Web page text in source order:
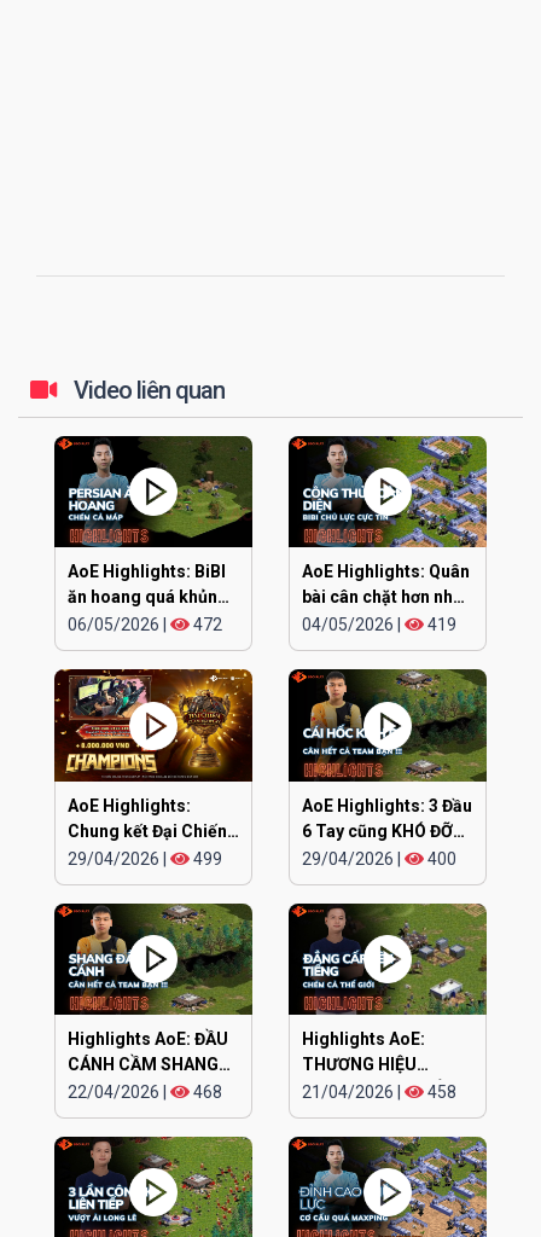
Video liên quan
AoE Highlights: BiBI
ăn hoang quá khủng
khiếp
06/05/2026 472
AoE Highlights: Quân
bài cân chặt hơn nhau
ở đúng cái đầu
04/05/2026 419
AoE Highlights:
Chung kết Đại Chiến
Clan EGOPLAY
29/04/2026 499
AoE Highlights: 3 Đầu
6 Tay cũng KHÓ ĐỠ
TRẬN NÀY
29/04/2026 400
Highlights AoE: ĐẦU
CÁNH CẦM SHANG
KAMACHI cân hết
22/04/2026 468
Highlights AoE:
THƯƠNG HIỆU
CHIPBOY CHÓ ĐIÊN
lên tiếng
21/04/2026 458